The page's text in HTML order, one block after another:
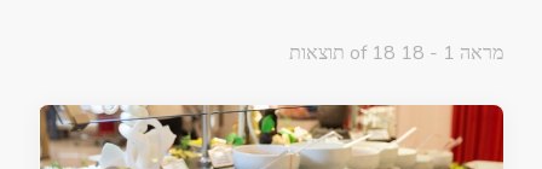
מראה 1 - 18 of 18 תוצאות